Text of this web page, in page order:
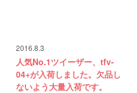
2016.8.3
人気No.1ツイーザー、tfv-
04+が入荷しました。欠品し
ないよう大量入荷です。